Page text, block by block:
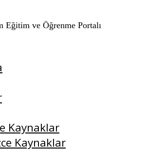
Eğitim ve Öğrenme Portalı
Kaynaklar
Kaynaklar